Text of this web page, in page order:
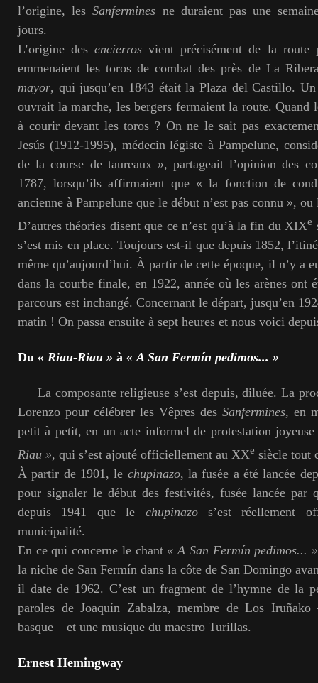
l’origine, lesSanfermines ne duraient pas une
jours.
L’origine desencierros vient précisément de la route
emmenaient les toros de combat des près de La
mayor, qui jusqu’en 1843 était la Plaza del Castillo.
ouvrait la marche, les bergers fermaient la route. Quand
à courir devant les toros ? On ne le sait pas
Jesús (1912-1995), médecin légiste à Pampelune,
de la course de taureaux », partageait l’opinion des
1787, lorsqu’ils affirmaient que « la fonction de
ancienne à Pampelune que le début n’est pas connu »,
D’autres théories disent que ce n’est qu’à la fin du XIXe
s’est mis en place. Toujours est-il que depuis 1852,
même qu’aujourd’hui. À partir de cette époque, il n’y a
dans la courbe finale, en 1922, année où les arènes ont
parcours est inchangé. Concernant le départ, jusqu’en
matin ! On passa ensuite à sept heures et nous voici
Du « Riau-Riau » à « A San Fermín pedimos... »
La composante religieuse s’est depuis, diluée. La
Lorenzo pour célébrer les Vêpres des Sanfermines, en
petit à petit, en un acte informel de protestation
Riau », qui s’est ajouté officiellement au XXe siècle tout
À partir de 1901, le chupinazo, la fusée a été lancée
pour signaler le début des festivités, fusée lancée par
depuis 1941 que le chupinazos’est réellement
municipalité.
En ce qui concerne le chant « A San Fermín pedimos... »
la niche de San Fermín dans la côte de San Domingo
il date de 1962. C’est un fragment de l’hymne de la
paroles de Joaquín Zabalza, membre de Los
basque – et une musique du maestro Turillas.
Ernest Hemingway